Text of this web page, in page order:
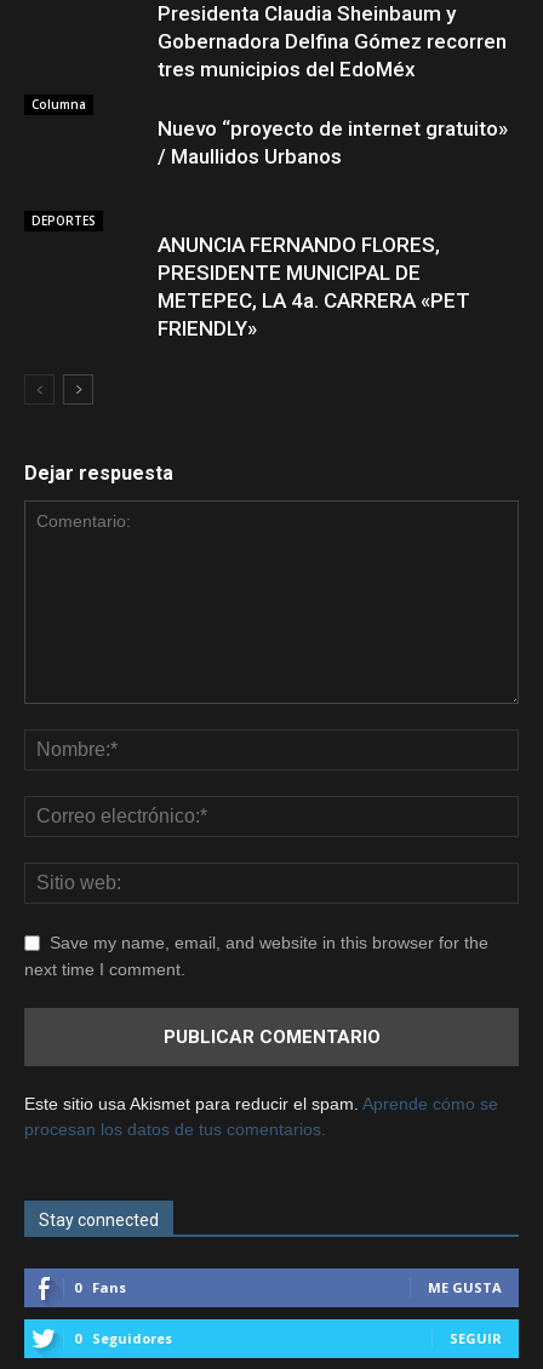
Presidenta Claudia Sheinbaum y
Gobernadora Delfina Gómez recorren
tres municipios del EdoMéx
Columna
Nuevo “proyecto de internet gratuito»
/ Maullidos Urbanos
DEPORTES
ANUNCIA FERNANDO FLORES,
PRESIDENTE MUNICIPAL DE
METEPEC, LA 4a. CARRERA «PET
FRIENDLY»
Dejar respuesta
Save my name, email, and website in this browser for the
next time I comment.
Este sitio usa Akismet para reducir el spam. Aprende cómo se
procesan los datos de tus comentarios.
Stay connected
0 Fans ME GUSTA
0 Seguidores SEGUIR